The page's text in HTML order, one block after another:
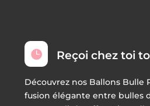
 Reçoi chez toi
Découvrez nos Ballons Bulle
fusion élégante entre bulles